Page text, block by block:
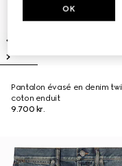
Pantalon évasé en denim
coton enduit
9.700 kr.
OK